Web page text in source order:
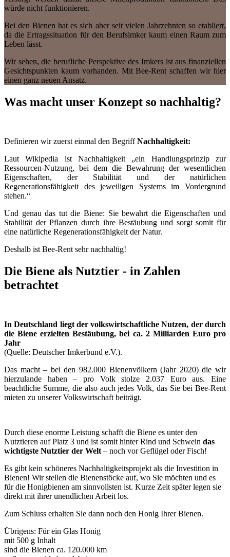
würde nicht funktionieren.
Bei den Bienen hat es sich aber seit vielen Jahrzehnten so etabliert,
da die Ertragssituation für den Berufsimker kaum einen Raum zum
Leben lässt.
Wir sehen, die berufliche Perspektive des Imkers ist aus finanziellen
Gesichtspunkten kaum vorhanden. Mit Bee-Rent schaffen wir hier
einen ganz neuen Ansatz.
Was macht unser Konzept so nachhaltig?
Definieren wir zuerst einmal den BegriffNachhaltigkeit:
Laut Wikipedia ist Nachhaltigkeit „ein Handlungsprinzip zur
Ressourcen-Nutzung, bei dem die Bewahrung der wesentlichen
Eigenschaften, der Stabilität und der natürlichen
Regenerationsfähigkeit des jeweiligen Systems im Vordergrund
stehen.“
Und genau das tut die Biene: Sie bewahrt die Eigenschaften und
Stabilität der Pflanzen durch ihre Bestäubung und sorgt somit für
eine natürliche Regenerationsfähigkeit der Natur.
Deshalb ist Bee-Rent sehr nachhaltig!
Die Biene als Nutztier - in Zahlen
betrachtet
In Deutschland liegt der volkswirtschaftliche Nutzen, der durch
die Biene erzielten Bestäubung, bei ca. 2 Milliarden Euro pro
Jahr
(Quelle: Deutscher Imkerbund e.V.).
Das macht – bei den 982.000 Bienenvölkern (Jahr 2020) die wir
hierzulande haben – pro Volk stolze 2.037 Euro aus. Eine
beachtliche Summe, die also auch jedes Volk, das Sie bei Bee-Rent
mieten zu unserer Volkswirtschaft beiträgt.
Durch diese enorme Leistung schafft die Biene es unter den
Nutztieren auf Platz 3 und ist somit hinter Rind und Schwein das
wichtigste Nutztier der Welt – noch vor Geflügel oder Fisch!
Es gibt kein schöneres Nachhaltigkeitsprojekt als die Investition in
Bienen! Wir stellen die Bienenstöcke auf, wo Sie möchten und es
für die Honigbienen am sinnvollsten ist. Kurze Zeit später legen sie
direkt mit ihrer unendlichen Arbeit los.
Zum Schluss erhalten Sie dann noch den Honig Ihrer Bienen.
Übrigens: Für ein Glas Honig
mit 500 g Inhalt
sind die Bienen ca. 120.000 km